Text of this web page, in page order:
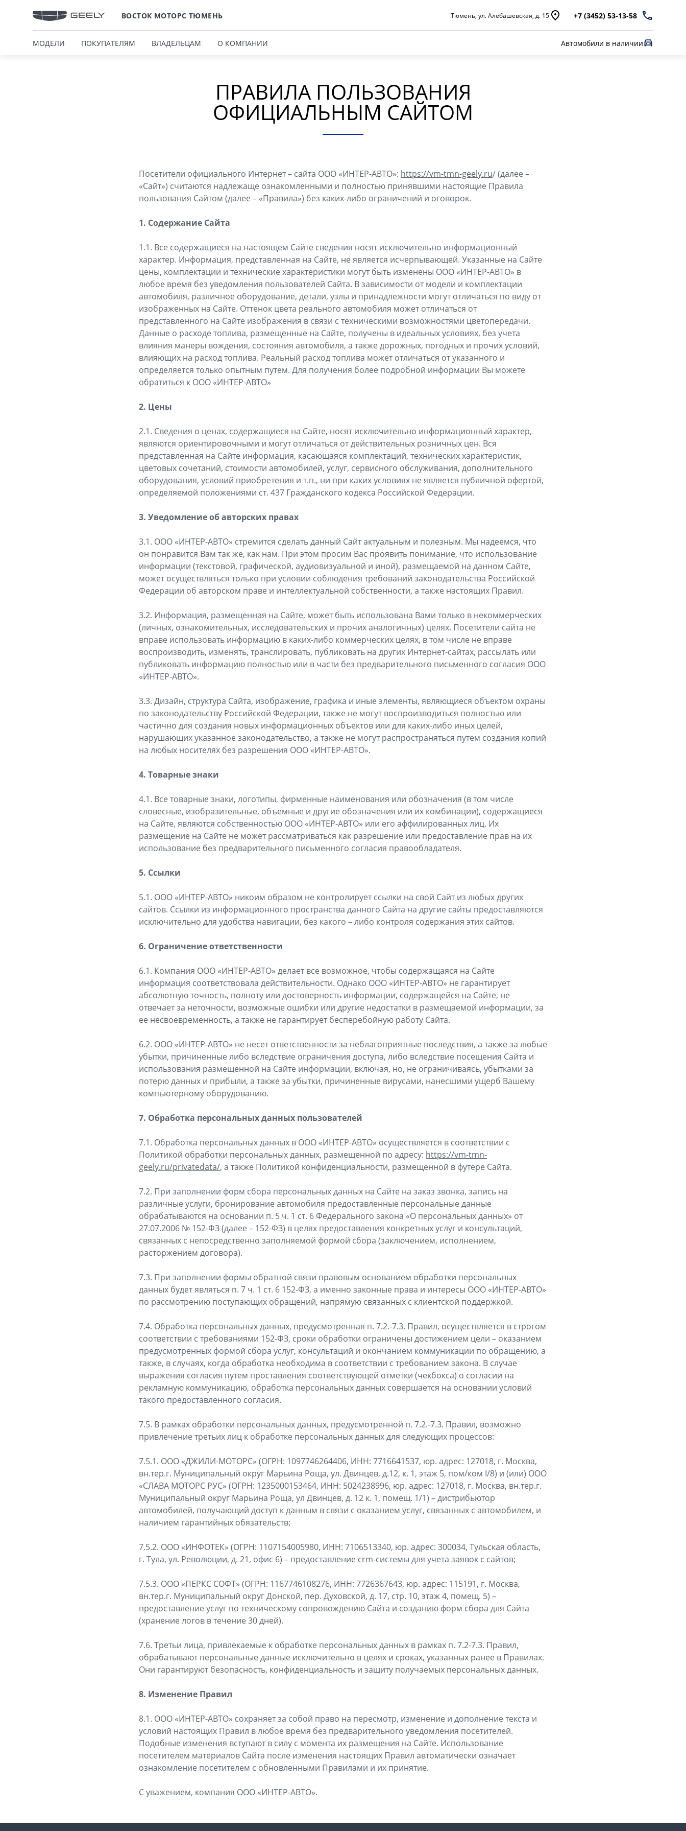
ВОСТОК МОТОРС ТЮМЕНЬ Тюмень, ул. Алебашевская, д. 15 +7 (3452) 53-13-58
МОДЕЛИ ПОКУПАТЕЛЯМ ВЛАДЕЛЬЦАМ О КОМПАНИИ Автомобили в наличии
ПРАВИЛА ПОЛЬЗОВАНИЯ
ОФИЦИАЛЬНЫМ САЙТОМ
Посетители официального Интернет – сайта ООО «ИНТЕР-АВТО»: https://vm-tmn-geely.ru/ (далее –
«Сайт») считаются надлежаще ознакомленными и полностью принявшими настоящие Правила
пользования Сайтом (далее – «Правила») без каких-либо ограничений и оговорок.
1. Содержание Сайта
1.1. Все содержащиеся на настоящем Сайте сведения носят исключительно информационный
характер. Информация, представленная на Сайте, не является исчерпывающей. Указанные на Сайте
цены, комплектации и технические характеристики могут быть изменены ООО «ИНТЕР-АВТО» в
любое время без уведомления пользователей Сайта. В зависимости от модели и комплектации
автомобиля, различное оборудование, детали, узлы и принадлежности могут отличаться по виду от
изображенных на Сайте. Оттенок цвета реального автомобиля может отличаться от
представленного на Сайте изображения в связи с техническими возможностями цветопередачи.
Данные о расходе топлива, размещенные на Сайте, получены в идеальных условиях, без учета
влияния манеры вождения, состояния автомобиля, а также дорожных, погодных и прочих условий,
влияющих на расход топлива. Реальный расход топлива может отличаться от указанного и
определяется только опытным путем. Для получения более подробной информации Вы можете
обратиться к ООО «ИНТЕР-АВТО»
2. Цены
2.1. Сведения о ценах, содержащиеся на Сайте, носят исключительно информационный характер,
являются ориентировочными и могут отличаться от действительных розничных цен. Вся
представленная на Сайте информация, касающаяся комплектаций, технических характеристик,
цветовых сочетаний, стоимости автомобилей, услуг, сервисного обслуживания, дополнительного
оборудования, условий приобретения и т.п., ни при каких условиях не является публичной офертой,
определяемой положениями ст. 437 Гражданского кодекса Российской Федерации.
3. Уведомление об авторских правах
3.1. ООО «ИНТЕР-АВТО» стремится сделать данный Сайт актуальным и полезным. Мы надеемся, что
он понравится Вам так же, как нам. При этом просим Вас проявить понимание, что использование
информации (текстовой, графической, аудиовизуальной и иной), размещаемой на данном Сайте,
может осуществляться только при условии соблюдения требований законодательства Российской
Федерации об авторском праве и интеллектуальной собственности, а также настоящих Правил.
3.2. Информация, размещенная на Сайте, может быть использована Вами только в некоммерческих
(личных, ознакомительных, исследовательских и прочих аналогичных) целях. Посетители сайта не
вправе использовать информацию в каких-либо коммерческих целях, в том числе не вправе
воспроизводить, изменять, транслировать, публиковать на других Интернет-сайтах, рассылать или
публиковать информацию полностью или в части без предварительного письменного согласия ООО
«ИНТЕР-АВТО».
3.3. Дизайн, структура Сайта, изображение, графика и иные элементы, являющиеся объектом охраны
по законодательству Российской Федерации, также не могут воспроизводиться полностью или
частично для создания новых информационных объектов или для каких-либо иных целей,
нарушающих указанное законодательство, а также не могут распространяться путем создания копий
на любых носителях без разрешения ООО «ИНТЕР-АВТО».
4. Товарные знаки
4.1. Все товарные знаки, логотипы, фирменные наименования или обозначения (в том числе
словесные, изобразительные, объемные и другие обозначения или их комбинации), содержащиеся
на Сайте, являются собственностью ООО «ИНТЕР-АВТО» или его аффилированных лиц. Их
размещение на Сайте не может рассматриваться как разрешение или предоставление прав на их
использование без предварительного письменного согласия правообладателя.
5. Ссылки
5.1. ООО «ИНТЕР-АВТО» никоим образом не контролирует ссылки на свой Сайт из любых других
сайтов. Ссылки из информационного пространства данного Сайта на другие сайты предоставляются
исключительно для удобства навигации, без какого – либо контроля содержания этих сайтов.
6. Ограничение ответственности
6.1. Компания ООО «ИНТЕР-АВТО» делает все возможное, чтобы содержащаяся на Сайте
информация соответствовала действительности. Однако ООО «ИНТЕР-АВТО» не гарантирует
абсолютную точность, полноту или достоверность информации, содержащейся на Сайте, не
отвечает за неточности, возможные ошибки или другие недостатки в размещаемой информации, за
ее несвоевременность, а также не гарантирует бесперебойную работу Сайта.
6.2. ООО «ИНТЕР-АВТО» не несет ответственности за неблагоприятные последствия, а также за любые
убытки, причиненные либо вследствие ограничения доступа, либо вследствие посещения Сайта и
использования размещенной на Сайте информации, включая, но, не ограничиваясь, убытками за
потерю данных и прибыли, а также за убытки, причиненные вирусами, нанесшими ущерб Вашему
компьютерному оборудованию.
7. Обработка персональных данных пользователей
7.1. Обработка персональных данных в ООО «ИНТЕР-АВТО» осуществляется в соответствии с
Политикой обработки персональных данных, размещенной по адресу: https://vm-tmn-
geely.ru/privatedata/, а также Политикой конфиденциальности, размещенной в футере Сайта.
7.2. При заполнении форм сбора персональных данных на Сайте на заказ звонка, запись на
различные услуги, бронирование автомобиля предоставленные персональные данные
обрабатываются на основании п. 5 ч. 1 ст. 6 Федерального закона «О персональных данных» от
27.07.2006 № 152-ФЗ (далее – 152-ФЗ) в целях предоставления конкретных услуг и консультаций,
связанных с непосредственно заполняемой формой сбора (заключением, исполнением,
расторжением договора).
7.3. При заполнении формы обратной связи правовым основанием обработки персональных
данных будет являться п. 7 ч. 1 ст. 6 152-ФЗ, а именно законные права и интересы ООО «ИНТЕР-АВТО»
по рассмотрению поступающих обращений, напрямую связанных с клиентской поддержкой.
7.4. Обработка персональных данных, предусмотренная п. 7.2.-7.3. Правил, осуществляется в строгом
соответствии с требованиями 152-ФЗ, сроки обработки ограничены достижением цели – оказанием
предусмотренных формой сбора услуг, консультаций и окончанием коммуникации по обращению, а
также, в случаях, когда обработка необходима в соответствии с требованием закона. В случае
выражения согласия путем проставления соответствующей отметки (чекбокса) о согласии на
рекламную коммуникацию, обработка персональных данных совершается на основании условий
такого предоставленного согласия.
7.5. В рамках обработки персональных данных, предусмотренной п. 7.2.-7.3. Правил, возможно
привлечение третьих лиц к обработке персональных данных для следующих процессов:
7.5.1. ООО «ДЖИЛИ-МОТОРС» (ОГРН: 1097746264406, ИНН: 7716641537, юр. адрес: 127018, г. Москва,
вн.тер.г. Муниципальный округ Марьина Роща, ул. Двинцев, д.12, к. 1, этаж 5, пом/ком I/8) и (или) ООО
«СЛАВА МОТОРС РУС» (ОГРН: 1235000153464, ИНН: 5024238996, юр. адрес: 127018, г. Москва, вн.тер.г.
Муниципальный округ Марьина Роща, ул Двинцев, д. 12 к. 1, помещ. 1/1) – дистрибьютор
автомобилей, получающий доступ к данным в связи с оказанием услуг, связанных с автомобилем, и
наличием гарантийных обязательств;
7.5.2. ООО «ИНФОТЕК» (ОГРН: 1107154005980, ИНН: 7106513340, юр. адрес: 300034, Тульская область,
г. Тула, ул. Революции, д. 21, офис 6) – предоставление crm-системы для учета заявок с сайтов;
7.5.3. ООО «ПЕРКС СОФТ» (ОГРН: 1167746108276, ИНН: 7726367643, юр. адрес: 115191, г. Москва,
вн.тер.г. Муниципальный округ Донской, пер. Духовской, д. 17, стр. 10, этаж 4, помещ. 5) –
предоставление услуг по техническому сопровождению Сайта и созданию форм сбора для Сайта
(хранение логов в течение 30 дней).
7.6. Третьи лица, привлекаемые к обработке персональных данных в рамках п. 7.2-7.3. Правил,
обрабатывают персональные данные исключительно в целях и сроках, указанных ранее в Правилах.
Они гарантируют безопасность, конфиденциальность и защиту получаемых персональных данных.
8. Изменение Правил
8.1. ООО «ИНТЕР-АВТО» сохраняет за собой право на пересмотр, изменение и дополнение текста и
условий настоящих Правил в любое время без предварительного уведомления посетителей.
Подобные изменения вступают в силу с момента их размещения на Сайте. Использование
посетителем материалов Сайта после изменения настоящих Правил автоматически означает
ознакомление посетителем с обновленными Правилами и их принятие.
С уважением, компания ООО «ИНТЕР-АВТО».